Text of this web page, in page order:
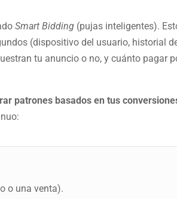
Smart Bidding (pujas inteligentes).
(dispositivo del usuario, historial
tu anuncio o no, y cuánto pagar
patrones basados en tus
o una venta).